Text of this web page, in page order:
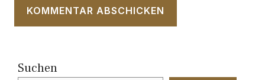
Suchen